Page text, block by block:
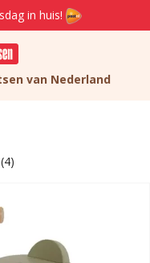
in huis!
van Nederland
(4)